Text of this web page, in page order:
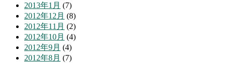
2013年1月 (7)
2012年12月 (8)
2012年11月 (2)
2012年10月 (4)
2012年9月 (4)
2012年8月 (7)